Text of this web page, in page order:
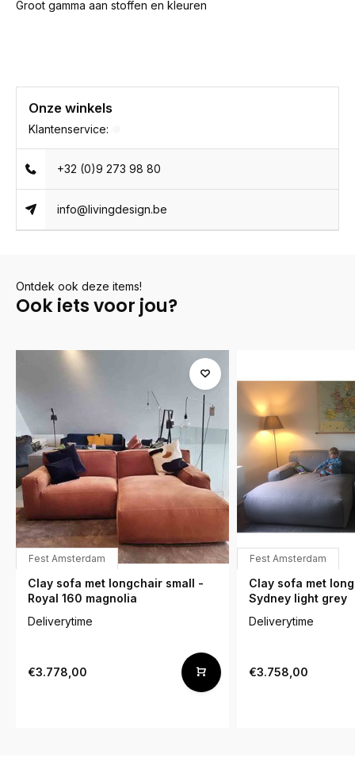
Groot gamma aan stoffen en kleuren
Onze winkels
Klantenservice:
+32 (0)9 273 98 80
info@livingdesign.be
Ontdek ook deze items!
Ook iets voor jou?
Fest Amsterdam
Clay sofa met longchair small -
Royal 160 magnolia
Deliverytime
€3.778,00
Fest Amsterdam
Clay sofa met
Sydney light grey
Deliverytime
€3.758,00